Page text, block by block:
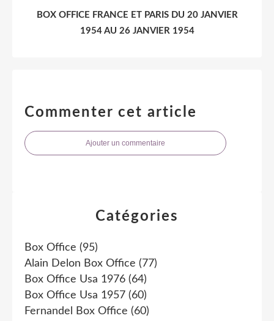
BOX OFFICE FRANCE ET PARIS DU 20 JANVIER
1954 AU 26 JANVIER 1954
Commenter cet article
Ajouter un commentaire
Catégories
Box Office (95)
Alain Delon Box Office (77)
Box Office Usa 1976 (64)
Box Office Usa 1957 (60)
Fernandel Box Office (60)